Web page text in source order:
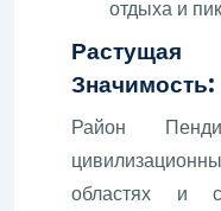
отдыха и
Растущая
Значимость:
Район
областях и